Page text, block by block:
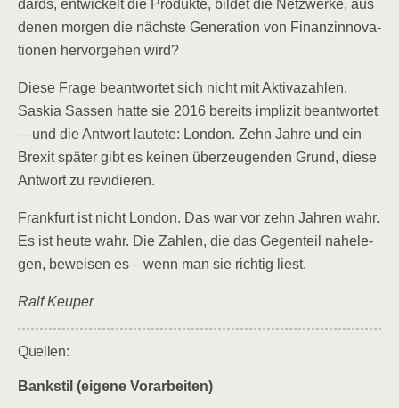
dards, ent­wi­ckelt die Pro­duk­te, bil­det die Netz­wer­ke, aus
denen mor­gen die nächs­te Gene­ra­ti­on von Finanz­in­no­va­
tio­nen her­vor­ge­hen wird?
Die­se Fra­ge beant­wor­tet sich nicht mit Akti­va­zah­len.
Saskia Sas­sen hat­te sie 2016 bereits impli­zit beantwortet
—und die Ant­wort lau­te­te: Lon­don. Zehn Jah­re und ein
Brexit spä­ter gibt es kei­nen über­zeu­gen­den Grund, die­se
Ant­wort zu revidieren.
Frank­furt ist nicht Lon­don. Das war vor zehn Jah­ren wahr.
Es ist heu­te wahr. Die Zah­len, die das Gegen­teil nahe­le­
gen, bewei­sen es—wenn man sie rich­tig liest.
Ralf Keu­per
Quel­len:
Bank­stil (eige­ne Vorarbeiten)